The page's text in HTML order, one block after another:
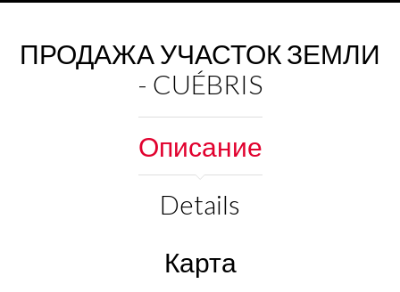
ПРОДАЖА УЧАСТОК ЗЕМЛИ
- CUÉBRIS
Описание
Details
Карта